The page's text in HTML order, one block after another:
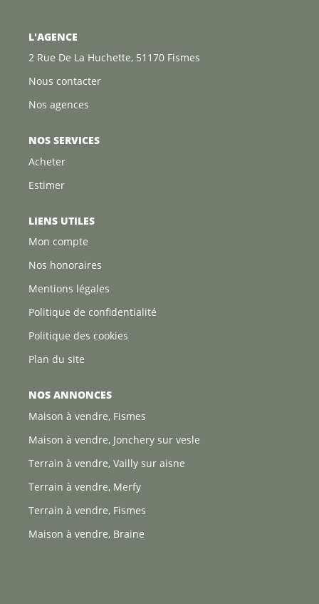
L'AGENCE
2 Rue De La Huchette, 51170 Fismes
Nous contacter
Nos agences
NOS SERVICES
Acheter
Estimer
LIENS UTILES
Mon compte
Nos honoraires
Mentions légales
Politique de confidentialité
Politique des cookies
Plan du site
NOS ANNONCES
Maison à vendre, Fismes
Maison à vendre, Jonchery sur vesle
Terrain à vendre, Vailly sur aisne
Terrain à vendre, Merfy
Terrain à vendre, Fismes
Maison à vendre, Braine